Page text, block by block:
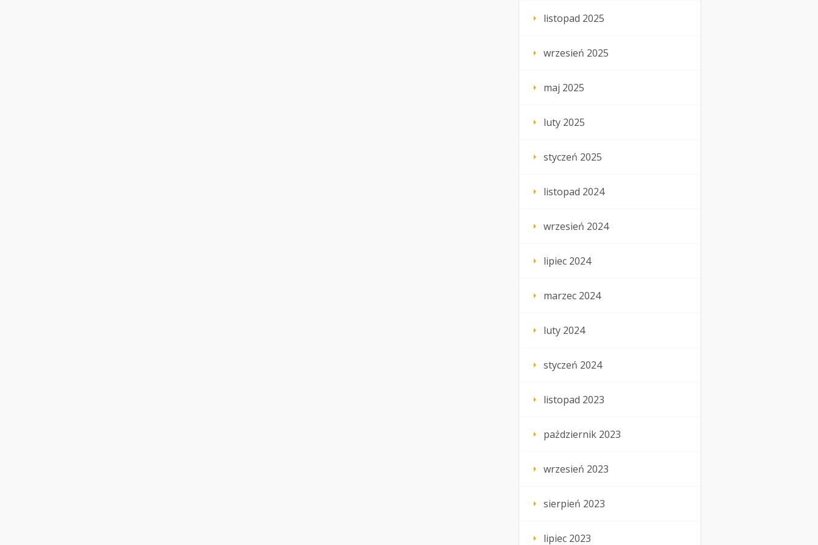
listopad 2025
wrzesień 2025
maj 2025
luty 2025
styczeń 2025
listopad 2024
wrzesień 2024
lipiec 2024
marzec 2024
luty 2024
styczeń 2024
listopad 2023
październik 2023
wrzesień 2023
sierpień 2023
lipiec 2023